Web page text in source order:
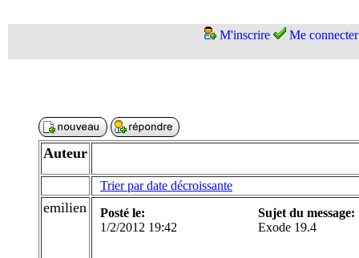
M'inscrire Me connecter
Auteur
Trier par date décroissante
emilien
Posté le:
1/2/2012 19:42
Sujet du message:
Exode 19.4